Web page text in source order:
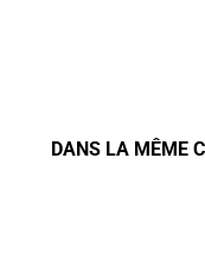
DANS LA MÊME